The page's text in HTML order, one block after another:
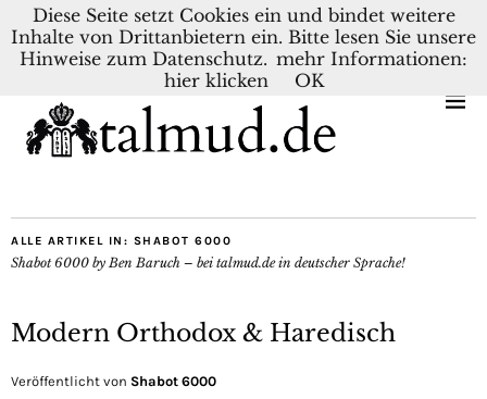
KONTAKT BLOG DEUTSCH NEDERLANDS
ALLE ARTIKEL IN: SHABOT 6000
Shabot 6000 by Ben Baruch – bei talmud.de in deutscher Sprache!
Modern Orthodox & Haredisch
Veröffentlicht von Shabot 6000
Diese Seite setzt Cookies ein und bindet weitere
Inhalte von Drittanbietern ein. Bitte lesen Sie unsere
Hinweise zum Datenschutz. mehr Informationen:
hier klicken
OK